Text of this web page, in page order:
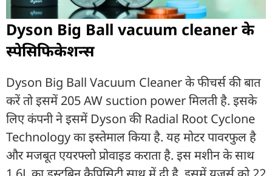
Dyson Big Ball vacuum cleaner के
स्पेसिफिकेशन्स
Dyson Big Ball Vacuum Cleaner के फीचर्स की बात
करें तो इसमें 205 AW suction power मिलती है. इसके
लिए कंपनी ने इसमें Dyson की Radial Root Cyclone
Technology का इस्तेमाल किया है. यह मोटर पावरफुल है
और मजबूत एयरफ्लो प्रोवाइड कराता है. इस मशीन के साथ